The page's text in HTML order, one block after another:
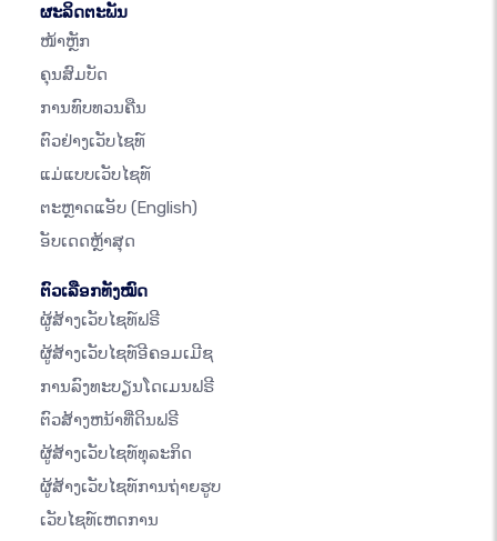
ຜະລິດຕະພັນ
ໜ້າຫຼັກ
ຄຸນສົມບັດ
ການທົບທວນຄືນ
ຕົວຢ່າງເວັບໄຊທ໌
ແມ່ແບບເວັບໄຊທ໌
ຕະຫຼາດແອັບ (English)
ອັບເດດຫຼ້າສຸດ
ຕົວເລືອກທັງໝົດ
ຜູ້ສ້າງເວັບໄຊທ໌ຟຣີ
ຜູ້ສ້າງເວັບໄຊທ໌ອີຄອມເມີຊ
ການລົງທະບຽນໂດເມນຟຣີ
ຕົວສ້າງຫນ້າທີ່ດິນຟຣີ
ຜູ້ສ້າງເວັບໄຊທ໌ທຸລະກິດ
ຜູ້ສ້າງເວັບໄຊທ໌ການຖ່າຍຮູບ
ເວັບໄຊທ໌ເຫດການ